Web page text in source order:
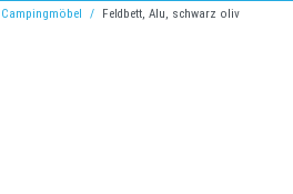
Campingmöbel Feldbett, Alu, schwarz oliv